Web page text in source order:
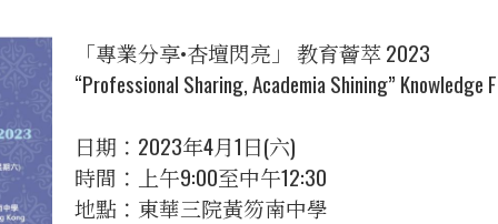
「專業分享•杏壇閃亮」 教育薈萃 2023
“Professional Sharing, Academia Shining” Knowledge
日期：2023年4月1日(六)
時間：上午9:00至中午12:30
地點：東華三院黃笏南中學